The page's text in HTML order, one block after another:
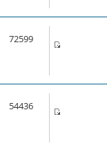
72599
54436